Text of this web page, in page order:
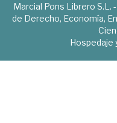
Marcial Pons Librero S.L.
de Derecho, Economía,
Hospedaje